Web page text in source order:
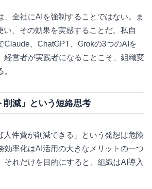
、全社にAIを強制することではない。ま
い、その効果を実感することだ。私自
Claude、ChatGPT、Grokの3つのAIを
経営者が実践者になることこそ、組織変
削減」という短絡思考
人件費が削減できる」という発想は危険
効率化はAI活用の大きなメリットの一つ
それだけを目的にすると、組織はAI導入